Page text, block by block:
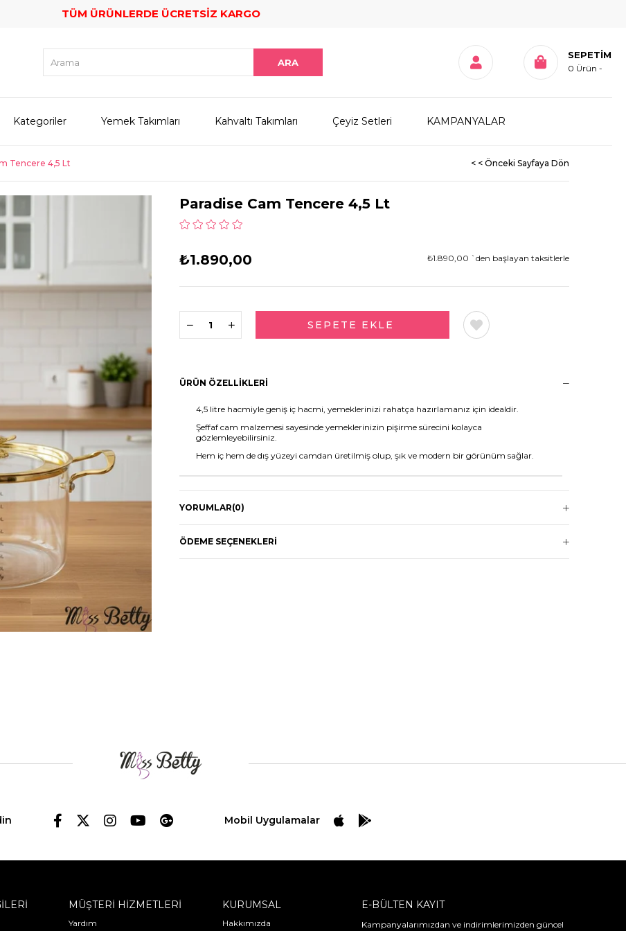
TÜM ÜRÜNLERDE ÜCRETSİZ KARGO
SEPETIM
0 Ürün
Kategoriler Yemek Takımları Kahvaltı Takımları Çeyiz Setleri KAMPANYALAR
Tencere 4,5 Lt < < Önceki Sayfaya Dön
Paradise Cam Tencere 4,5 Lt
₺1.890,00 ₺1.890,00 `den başlayan taksitlerle
ÜRÜN ÖZELLIKLERI
4,5 litre hacmiyle geniş iç hacmi, yemeklerinizi rahatça hazırlamanız için idealdir.
Şeffaf cam malzemesi sayesinde yemeklerinizin pişirme sürecini kolayca
gözlemleyebilirsiniz.
Hem iç hem de dış yüzeyi camdan üretilmiş olup, şık ve modern bir görünüm sağlar.
YORUMLAR(0)
ÖDEME SEÇENEKLERI
Mobil Uygulamalar
MÜŞTERİ HİZMETLERİ
Yardım
KURUMSAL
Hakkımızda
E-BÜLTEN KAYIT
Kampanyalarımızdan ve indirimlerimizden güncel